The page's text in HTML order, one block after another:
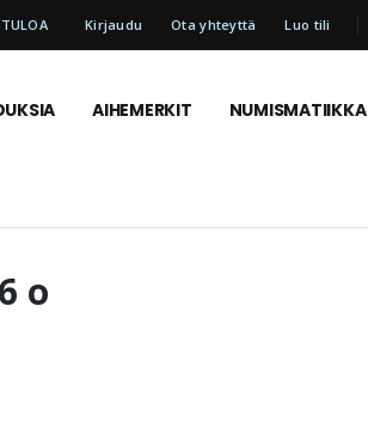
Kirjaudu Ota yhteyttä Luo tili
AIHEMERKIT NUMISMATIIKKA
o